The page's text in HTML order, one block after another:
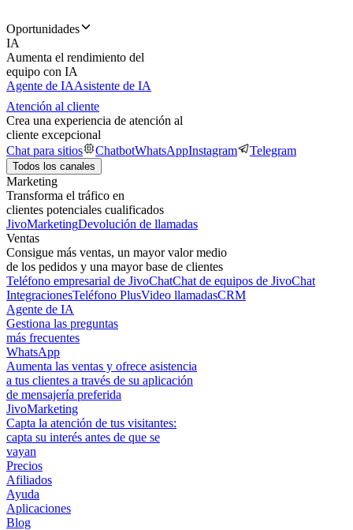
Oportunidades
IA
Aumenta el rendimiento del
equipo con IA
Agente de IAAsistente de IA
Atención al cliente
Crea una experiencia de atención al
cliente excepcional
Chat para sitios
ChatbotWhatsAppInstagram Telegram
Todos los canales
Marketing
Transforma el tráfico en
clientes potenciales cualificados
JivoMarketingDevolución de llamadas
Ventas
Consigue más ventas, un mayor valor medio
de los pedidos y una mayor base de clientes
Teléfono empresarial de JivoChatChat de equipos de JivoChat
IntegracionesTeléfono PlusVideo llamadasCRM
Agente de IA
Gestiona las preguntas
más frecuentes
WhatsApp
Aumenta las ventas y ofrece asistencia
a tus clientes a través de su aplicación
de mensajería preferida
JivoMarketing
Capta la atención de tus visitantes:
capta su interés antes de que se
vayan
Precios
Afiliados
Ayuda
Aplicaciones
Blog